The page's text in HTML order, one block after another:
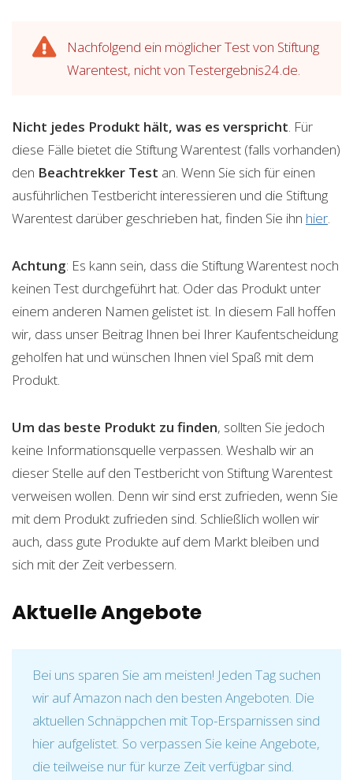
Nachfolgend ein möglicher Test von Stiftung
Warentest, nicht von Testergebnis24.de.
Nicht jedes Produkt hält, was es verspricht. Für
diese Fälle bietet die Stiftung Warentest (falls vorhanden)
den Beachtrekker Test an. Wenn Sie sich für einen
ausführlichen Testbericht interessieren und die Stiftung
Warentest darüber geschrieben hat, finden Sie ihn hier.
Achtung: Es kann sein, dass die Stiftung Warentest noch
keinen Test durchgeführt hat. Oder das Produkt unter
einem anderen Namen gelistet ist. In diesem Fall hoffen
wir, dass unser Beitrag Ihnen bei Ihrer Kaufentscheidung
geholfen hat und wünschen Ihnen viel Spaß mit dem
Produkt.
Um das beste Produkt zu finden, sollten Sie jedoch
keine Informationsquelle verpassen. Weshalb wir an
dieser Stelle auf den Testbericht von Stiftung Warentest
verweisen wollen. Denn wir sind erst zufrieden, wenn Sie
mit dem Produkt zufrieden sind. Schließlich wollen wir
auch, dass gute Produkte auf dem Markt bleiben und
sich mit der Zeit verbessern.
Aktuelle Angebote
Bei uns sparen Sie am meisten! Jeden Tag suchen
wir auf Amazon nach den besten Angeboten. Die
aktuellen Schnäppchen mit Top-Ersparnissen sind
hier aufgelistet. So verpassen Sie keine Angebote,
die teilweise nur für kurze Zeit verfügbar sind.